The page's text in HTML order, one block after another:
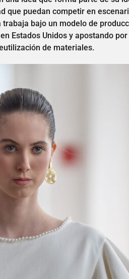
que puedan competir en
bajo un modelo de
Estados Unidos y apostando
de materiales.